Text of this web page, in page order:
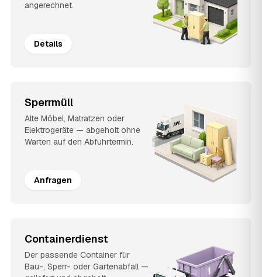
angerechnet.
Details
Sperrmüll
Alte Möbel, Matratzen oder
Elektrogeräte — abgeholt ohne
Warten auf den Abfuhrtermin.
Anfragen
Containerdienst
Der passende Container für
Bau-, Sperr- oder Gartenabfall —